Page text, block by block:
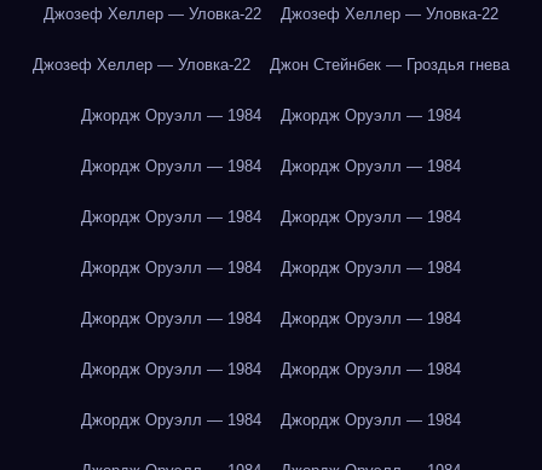
Джозеф Хеллер — Уловка-22 Джозеф Хеллер — Уловка-22
Джозеф Хеллер — Уловка-22 Джон Стейнбек — Гроздья гнева
Джордж Оруэлл — 1984 Джордж Оруэлл — 1984
Джордж Оруэлл — 1984 Джордж Оруэлл — 1984
Джордж Оруэлл — 1984 Джордж Оруэлл — 1984
Джордж Оруэлл — 1984 Джордж Оруэлл — 1984
Джордж Оруэлл — 1984 Джордж Оруэлл — 1984
Джордж Оруэлл — 1984 Джордж Оруэлл — 1984
Джордж Оруэлл — 1984 Джордж Оруэлл — 1984